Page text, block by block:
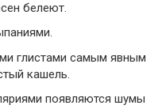
белеют.
глистами самым явным
кашель.
появляются шумы